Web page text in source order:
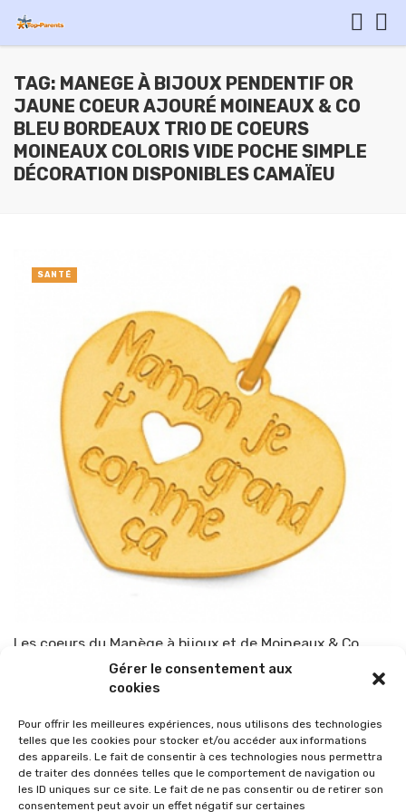
Gérer le consentement aux
cookies
Pour offrir les meilleures expériences, nous utilisons des technologies
telles que les cookies pour stocker et/ou accéder aux informations
des appareils. Le fait de consentir à ces technologies nous permettra
de traiter des données telles que le comportement de navigation ou
les ID uniques sur ce site. Le fait de ne pas consentir ou de retirer son
consentement peut avoir un effet négatif sur certaines
TAG: MANEGE À BIJOUX PENDENTIF OR
JAUNE COEUR AJOURÉ MOINEAUX & CO
BLEU BORDEAUX TRIO DE COEURS
MOINEAUX COLORIS VIDE POCHE SIMPLE
DÉCORATION DISPONIBLES CAMAÏEU
Les coeurs du Manège à bijoux et de Moineaux & Co
TOP-PARENTS 24 mai 2017
SANTÉ